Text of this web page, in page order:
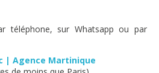
téléphone, sur Whatsapp ou par
| Agence Martinique